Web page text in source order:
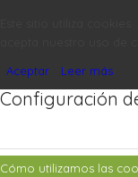
Aceptar Leer más
Configuración
Cómo utilizamos las